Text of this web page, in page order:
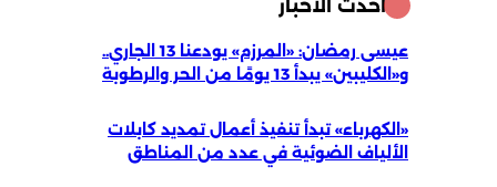
أحدث الأخبار
عيسى رمضان: «المرزم» يودعنا 13 الجاري..
و«الكليبين» يبدأ 13 يومًا من الحر والرطوبة
«الكهرباء» تبدأ تنفيذ أعمال تمديد كابلات
الألياف الضوئية في عدد من المناطق